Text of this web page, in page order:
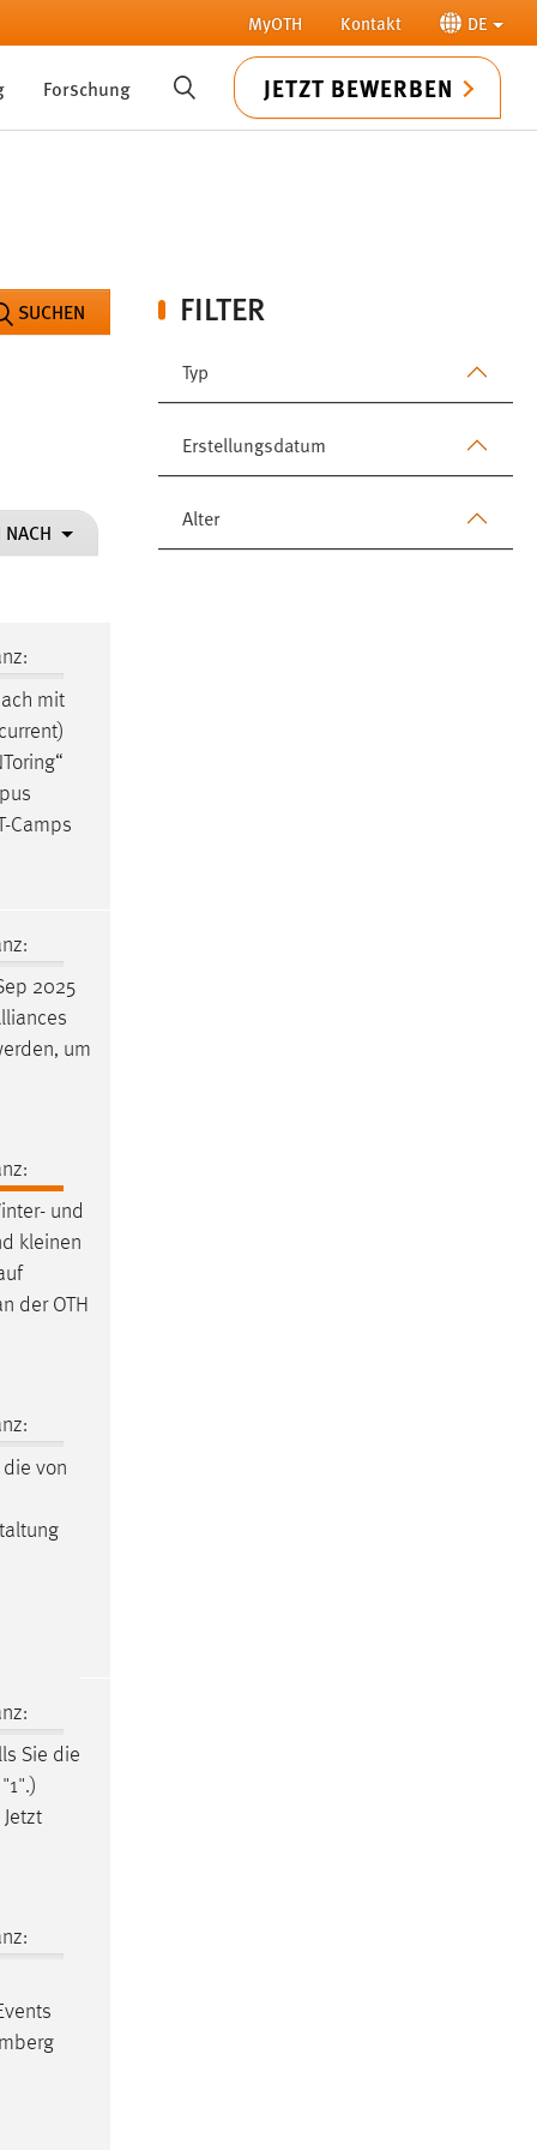
MyOTH Kontakt DE
Forschung SUCHE JETZT BEWERBEN
FILTER
Typ
Erstellungsdatum
Alter
SUCHEN
NACH
mit
Camps
2025
um
und
kleinen
der OTH
von
Sie die